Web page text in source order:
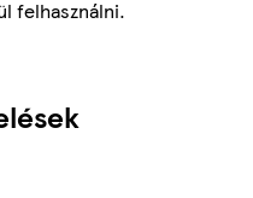
felhasználni.